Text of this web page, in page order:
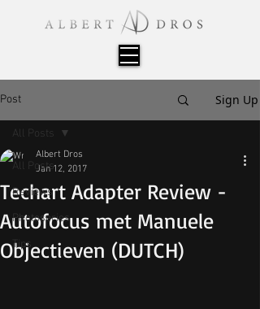
Post Sign Up
All Posts
Reviews
Photoseries
Tips
All Posts
Techart Adapter Review -
Autofocus met Manuele
Objectieven (DUTCH)
Albert Dros
Jan 12, 2017